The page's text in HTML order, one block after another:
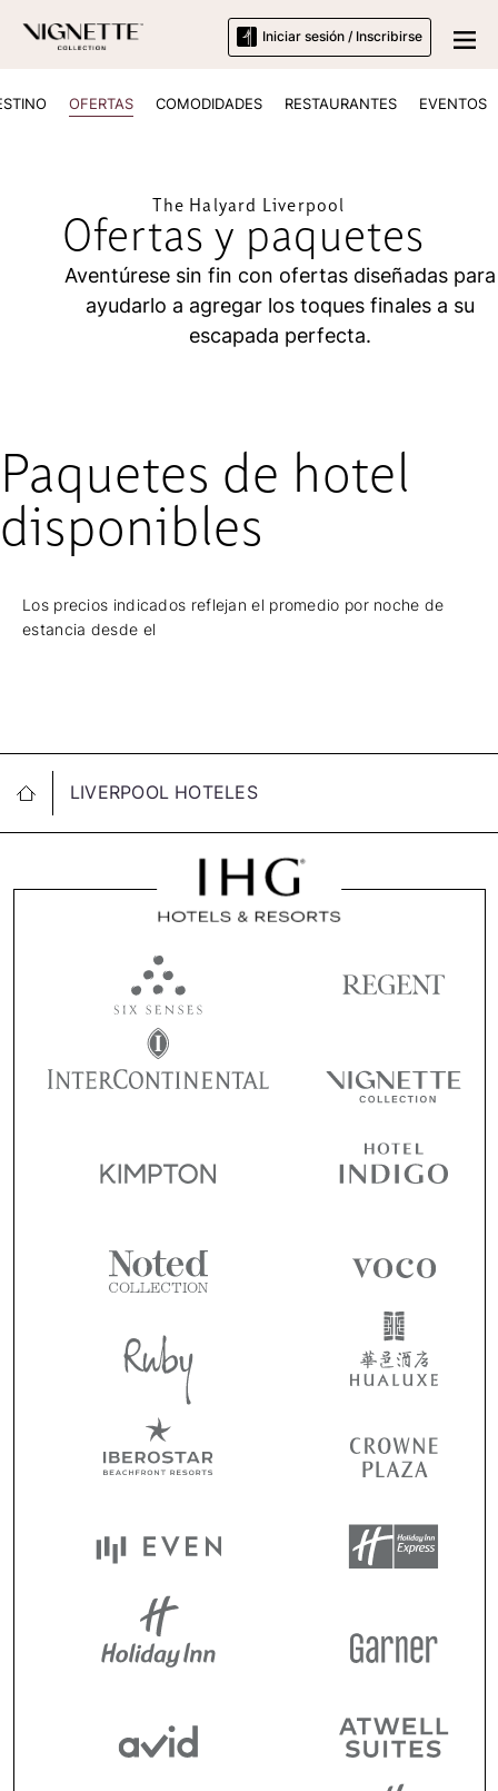
Iniciar sesión / Inscribirse
OFERTAS COMODIDADES RESTAURANTES EVENTOS
The Halyard Liverpool
Ofertas y paquetes
Aventúrese sin fin con ofertas diseñadas para
ayudarlo a agregar los toques finales a su
escapada perfecta.
Paquetes de hotel
disponibles
Los precios indicados reflejan el promedio por noche de
estancia desde el
LIVERPOOL HOTELES